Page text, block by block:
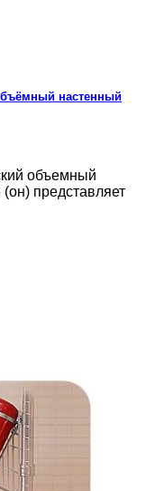
настенный
объемный
представляет